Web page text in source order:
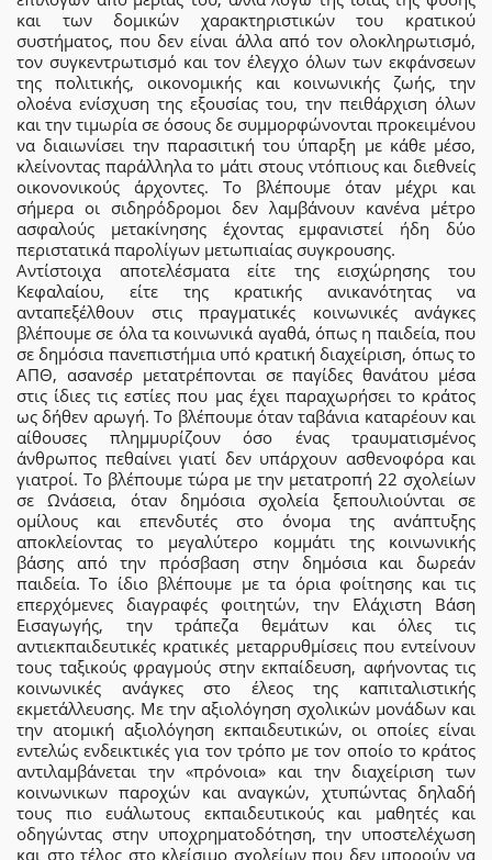
και των δομικών χαρακτηριστικών του κρατικού
συστήματος, που δεν είναι άλλα από τον ολοκληρωτισμό,
τον συγκεντρωτισμό και τον έλεγχο όλων των εκφάνσεων
της πολιτικής, οικονομικής και κοινωνικής ζωής, την
ολοένα ενίσχυση της εξουσίας του, την πειθάρχιση όλων
και την τιμωρία σε όσους δε συμμορφώνονται προκειμένου
να διαιωνίσει την παρασιτική του ύπαρξη με κάθε μέσο,
κλείνοντας παράλληλα το μάτι στους ντόπιους και διεθνείς
οικονονικούς άρχοντες. Το βλέπουμε όταν μέχρι και
σήμερα οι σιδηρόδρομοι δεν λαμβάνουν κανένα μέτρο
ασφαλούς μετακίνησης έχοντας εμφανιστεί ήδη δύο
περιστατικά παρολίγων μετωπιαίας συγκρουσης.
Αντίστοιχα αποτελέσματα είτε της εισχώρησης του
Κεφαλαίου, είτε της κρατικής ανικανότητας να
ανταπεξέλθουν στις πραγματικές κοινωνικές ανάγκες
βλέπουμε σε όλα τα κοινωνικά αγαθά, όπως η παιδεία, που
σε δημόσια πανεπιστήμια υπό κρατική διαχείριση, όπως το
ΑΠΘ, ασανσέρ μετατρέπονται σε παγίδες θανάτου μέσα
στις ίδιες τις εστίες που μας έχει παραχωρήσει το κράτος
ως δήθεν αρωγή. Το βλέπουμε όταν ταβάνια καταρέουν και
αίθουσες πλημμυρίζουν όσο ένας τραυματισμένος
άνθρωπος πεθαίνει γιατί δεν υπάρχουν ασθενοφόρα και
γιατροί. Το βλέπουμε τώρα με την μετατροπή 22 σχολείων
σε Ωνάσεια, όταν δημόσια σχολεία ξεπουλιούνται σε
ομίλους και επενδυτές στο όνομα της ανάπτυξης
αποκλείοντας το μεγαλύτερο κομμάτι της κοινωνικής
βάσης από την πρόσβαση στην δημόσια και δωρεάν
παιδεία. Το ίδιο βλέπουμε με τα όρια φοίτησης και τις
επερχόμενες διαγραφές φοιτητών, την Ελάχιστη Βάση
Εισαγωγής, την τράπεζα θεμάτων και όλες τις
αντιεκπαιδευτικές κρατικές μεταρρυθμίσεις που εντείνουν
τους ταξικούς φραγμούς στην εκπαίδευση, αφήνοντας τις
κοινωνικές ανάγκες στο έλεος της καπιταλιστικής
εκμετάλλευσης. Με την αξιολόγηση σχολικών μονάδων και
την ατομική αξιολόγηση εκπαιδευτικών, οι οποίες είναι
εντελώς ενδεικτικές για τον τρόπο με τον οποίο το κράτος
αντιλαμβάνεται την «πρόνοια» και την διαχείριση των
κοινωνικων παροχών και αναγκών, χτυπώντας δηλαδή
τους πιο ευάλωτους εκπαιδευτικούς και μαθητές και
οδηγώντας στην υποχρηματοδότηση, την υποστελέχωση
και στο τέλος στο κλείσιμο σχολείων που δεν μπορούν να